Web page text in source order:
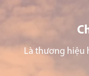
Là thương hiệu